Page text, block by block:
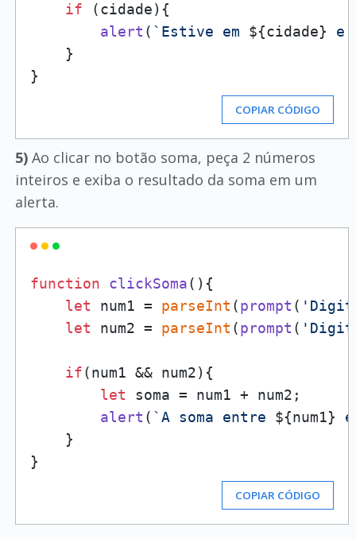
if (cidade){
alert ( `Estive em ${cidade} e
    }
COPIAR CÓDIGO
5)Ao clicar no botão soma, peça 2 números
inteiros e exiba o resultado da soma em um
alerta.
function clickSoma( ){
let num1 = parseInt (prompt (
let num2 = parseInt (prompt (
if(num1 && num2){
let soma = num1 + num2;
alert ( `A soma entre ${num1}
    }
COPIAR CÓDIGO